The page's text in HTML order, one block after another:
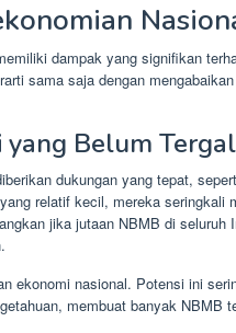
dampak yang signifikan
sama saja dengan
yang Belum
dukungan yang tepat,
relatif kecil, mereka seringkali
jika jutaan NBMB di seluruh
ekonomi nasional. Potensi ini
membuat banyak NBMB